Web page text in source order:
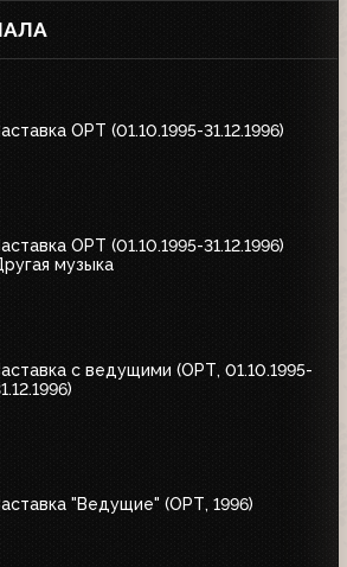
ОРТ (01.10.1995-31.12.1996)
ОРТ (01.10.1995-31.12.1996)
музыка
с ведущими (ОРТ, 01.10.1995-
"Ведущие" (ОРТ, 1996)